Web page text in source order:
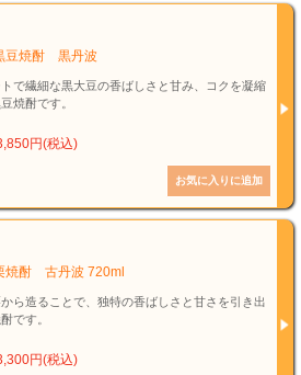
焼酎 黒丹波
で繊細な黒大豆の香ばしさと甘み、コクを凝縮
焼酎です。
円(税込)
酎 古丹波 720ml
ら造ることで、独特の香ばしさと甘さを引き出
です。
円(税込)